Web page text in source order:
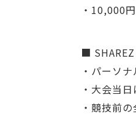
・10,000
■ SHAREZ
・パーソ
・大会当
・競技前